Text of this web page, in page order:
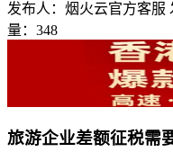
发布人：烟火云官方客服
量：348
旅游企业差额征税需